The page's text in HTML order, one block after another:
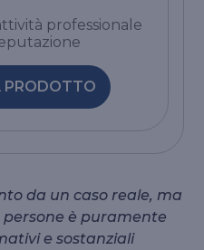
professionale
PRODOTTO
da un caso reale, ma
è puramente
e sostanziali